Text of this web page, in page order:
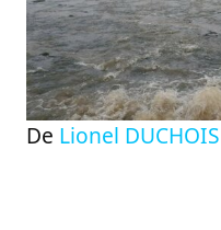
De Lionel